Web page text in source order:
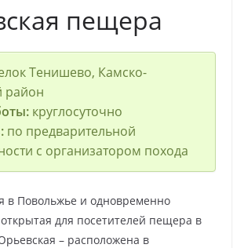
пещера
Тенишево, Камско-
район
круглосуточно
по предварительной
с организатором похода
в Повольжье и одновременно
для посетителей пещера в
– расположена в